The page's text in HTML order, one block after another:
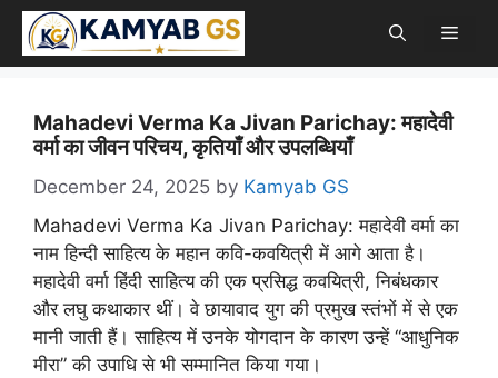
Skip
content
Mahadevi Verma Ka Jivan Parichay: महादेवी
वर्मा का जीवन परिचय, कृतियाँ और उपलब्धियाँ
December 24, 2025 by Kamyab GS
Mahadevi Verma Ka Jivan Parichay: महादेवी वर्मा का
नाम हिन्दी साहित्य के महान कवि-कवयित्री में आगे आता है।
महादेवी वर्मा हिंदी साहित्य की एक प्रसिद्ध कवयित्री, निबंधकार
और लघु कथाकार थीं। वे छायावाद युग की प्रमुख स्तंभों में से एक
मानी जाती हैं। साहित्य में उनके योगदान के कारण उन्हें “आधुनिक
मीरा” की उपाधि से भी सम्मानित किया गया।